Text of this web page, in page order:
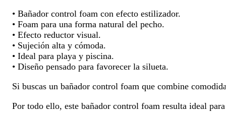
• Bañador control foam con efecto estilizador.
• Foam para una forma natural del pecho.
• Efecto reductor visual.
• Sujeción alta y cómoda.
• Ideal para playa y piscina.
• Diseño pensado para favorecer la silueta.
Si buscas un bañador control foam que combine
Por todo ello, este bañador control foam resulta ideal